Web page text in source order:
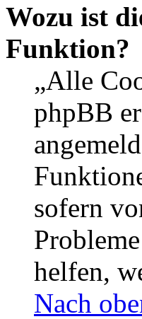
Wozu ist
Funktion?
„Alle
phpBB
sofern
helfen,
Nach